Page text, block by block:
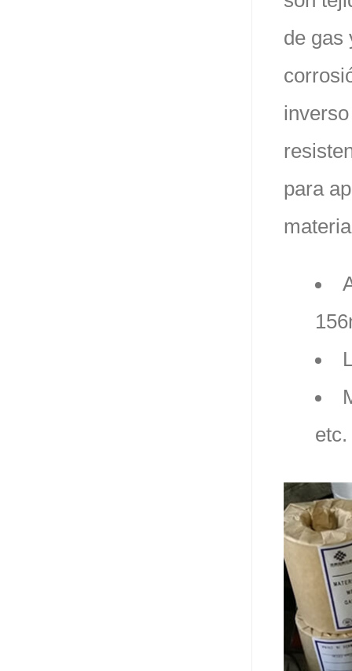
de gas
para
etc.